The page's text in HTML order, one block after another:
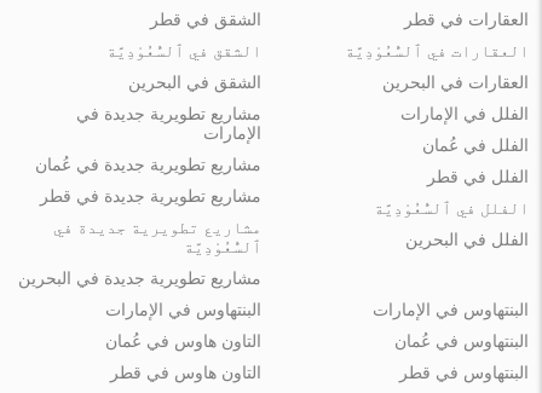
العقارات في قطر
العقارات في ٱلسُّعُوْدِيَّة
العقارات في البحرين
الشقق في قطر
الشقق في ٱلسُّعُوْدِيَّة
الشقق في البحرين
الفلل في الإمارات
الفلل في عُمان
الفلل في قطر
الفلل في ٱلسُّعُوْدِيَّة
الفلل في البحرين
مشاريع تطويرية جديدة في
الإمارات
مشاريع تطويرية جديدة في عُمان
مشاريع تطويرية جديدة في قطر
مشاريع تطويرية جديدة في
ٱلسُّعُوْدِيَّة
مشاريع تطويرية جديدة في البحرين
البنتهاوس في الإمارات
البنتهاوس في عُمان
البنتهاوس في قطر
البنتهاوس في الإمارات
التاون هاوس في عُمان
التاون هاوس في قطر